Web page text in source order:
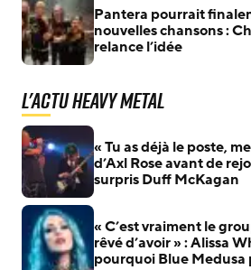
Pantera pourrait
nouvelles chansons :
relance l’idée
L'actu Heavy Metal
« Tu as déjà le poste,
d’Axl Rose avant de
surpris Duff McKagan
« C’est vraiment le
rêvé d’avoir » : Alissa
pourquoi Blue Medusa